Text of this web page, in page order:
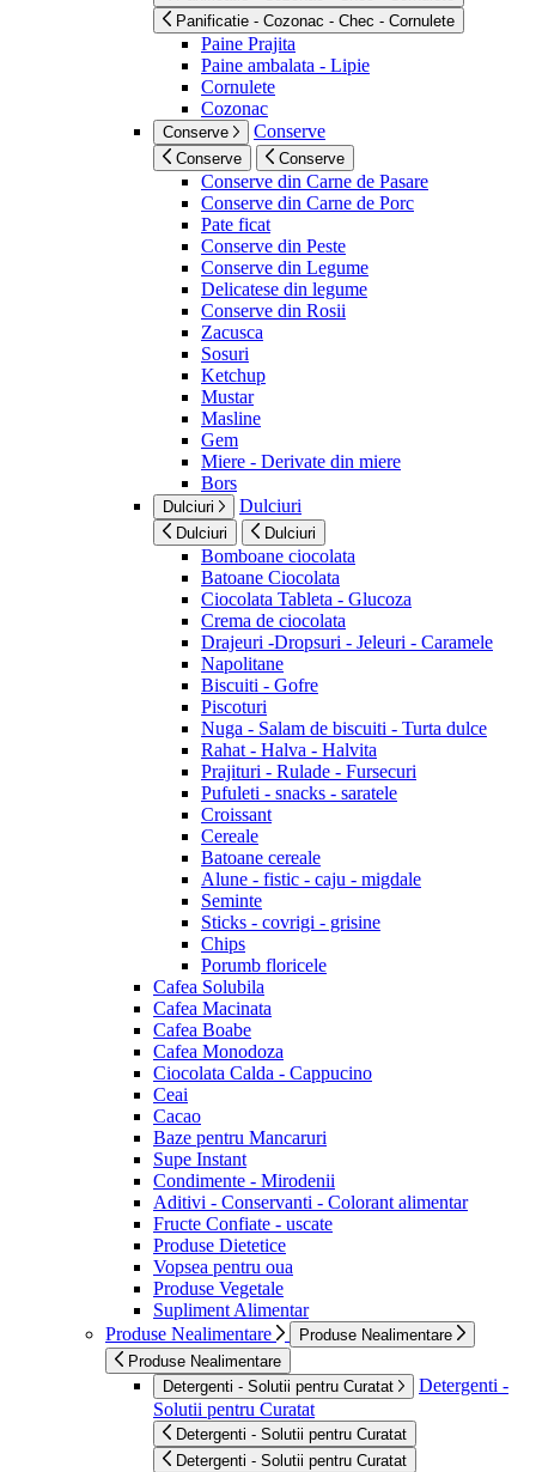
Panificatie - Cozonac - Chec - Cornulete
Paine Prajita
Paine ambalata - Lipie
Cornulete
Cozonac
Conserve Conserve
Conserve Conserve
Conserve din Carne de Pasare
Conserve din Carne de Porc
Pate ficat
Conserve din Peste
Conserve din Legume
Delicatese din legume
Conserve din Rosii
Zacusca
Sosuri
Ketchup
Mustar
Masline
Gem
Miere - Derivate din miere
Bors
Dulciuri Dulciuri
Dulciuri Dulciuri
Bomboane ciocolata
Batoane Ciocolata
Ciocolata Tableta - Glucoza
Crema de ciocolata
Drajeuri -Dropsuri - Jeleuri - Caramele
Napolitane
Biscuiti - Gofre
Piscoturi
Nuga - Salam de biscuiti - Turta dulce
Rahat - Halva - Halvita
Prajituri - Rulade - Fursecuri
Pufuleti - snacks - saratele
Croissant
Cereale
Batoane cereale
Alune - fistic - caju - migdale
Seminte
Sticks - covrigi - grisine
Chips
Porumb floricele
Cafea Solubila
Cafea Macinata
Cafea Boabe
Cafea Monodoza
Ciocolata Calda - Cappucino
Ceai
Cacao
Baze pentru Mancaruri
Supe Instant
Condimente - Mirodenii
Aditivi - Conservanti - Colorant alimentar
Fructe Confiate - uscate
Produse Dietetice
Vopsea pentru oua
Produse Vegetale
Supliment Alimentar
Produse Nealimentare
Produse Nealimentare
Produse Nealimentare
Detergenti - Solutii pentru Curatat
Detergenti -
Solutii pentru Curatat
Detergenti - Solutii pentru Curatat
Detergenti - Solutii pentru Curatat